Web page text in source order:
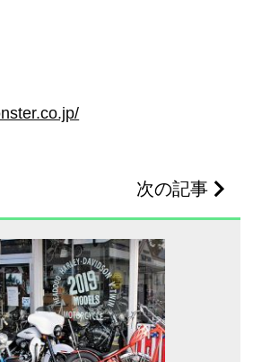
次の記事